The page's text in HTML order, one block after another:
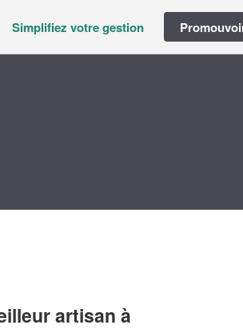
Simplifiez votre gestion
artisan à